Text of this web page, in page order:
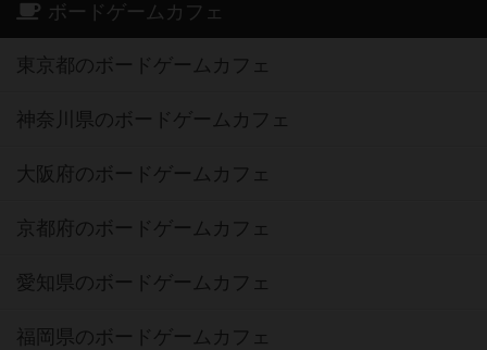
ボードゲームカフェ
東京都のボードゲームカフェ
神奈川県のボードゲームカフェ
大阪府のボードゲームカフェ
京都府のボードゲームカフェ
愛知県のボードゲームカフェ
福岡県のボードゲームカフェ